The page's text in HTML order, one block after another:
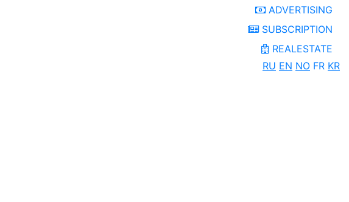
ADVERTISING
SUBSCRIPTION
REALESTATE
RU EN NO FR KR